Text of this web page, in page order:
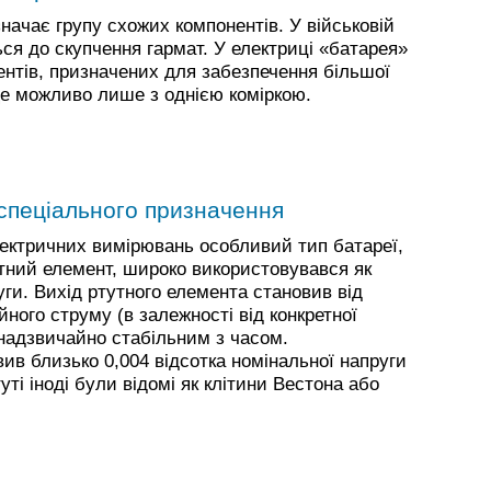
групу схожих компонентів. У військовій
до скупчення гармат. У електриці «батарея»
призначених для забезпечення більшої
можливо лише з однією коміркою.
призначення
вимірювань особливий тип батареї,
елемент, широко використовувався як
Вихід ртутного елемента становив від
струму (в залежності від конкретної
стабільним з часом.
близько 0,004 відсотка номінальної напруги
іноді були відомі як клітини Вестона або